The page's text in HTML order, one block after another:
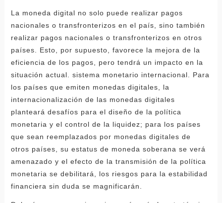
La moneda digital no solo puede realizar pagos
nacionales o transfronterizos en el país, sino también
realizar pagos nacionales o transfronterizos en otros
países. Esto, por supuesto, favorece la mejora de la
eficiencia de los pagos, pero tendrá un impacto en la
situación actual. sistema monetario internacional. Para
los países que emiten monedas digitales, la
internacionalización de las monedas digitales
planteará desafíos para el diseño de la política
monetaria y el control de la liquidez; para los países
que sean reemplazados por monedas digitales de
otros países, su estatus de moneda soberana se verá
amenazado y el efecto de la transmisión de la política
monetaria se debilitará, los riesgos para la estabilidad
financiera sin duda se magnificarán.